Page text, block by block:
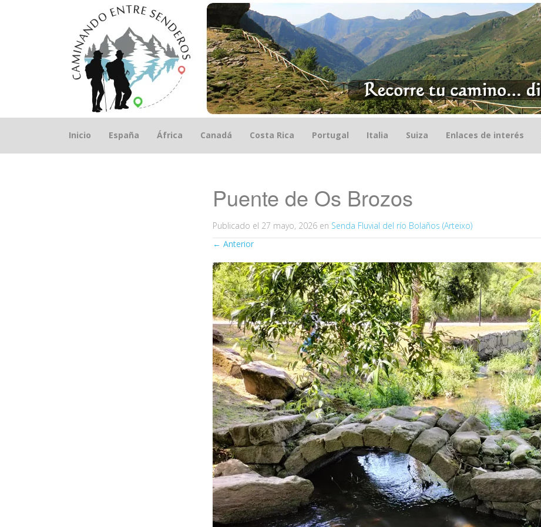
Saltar
Inicio España África Canadá Costa Rica Portugal Italia Suiza Enlaces de interés
Puente de Os Brozos
Publicado el 27 mayo, 2026 en Senda Fluvial del río Bolaños (Arteixo)
← Anterior